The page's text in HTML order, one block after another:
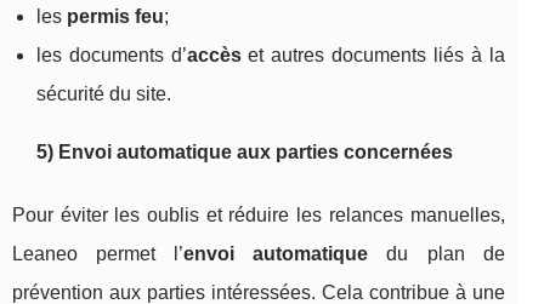
les permis feu;
les documents d’accèset autres documents liés à la
sécurité du site.
5) Envoi automatique aux parties concernées
Pour éviter les oublis et réduire les relances manuelles,
Leaneo permet l’envoi automatique du plan de
prévention aux parties intéressées. Cela contribue à une